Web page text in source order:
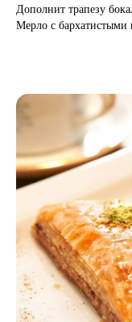
Дополнит трапезу
Мерло с бархатистыми